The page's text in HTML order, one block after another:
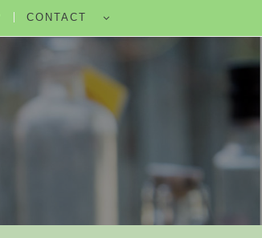
CONTACT